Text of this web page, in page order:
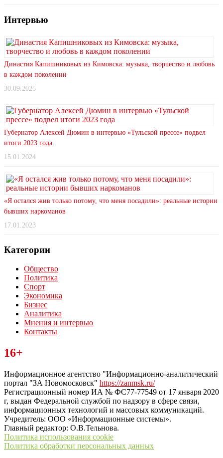
Интервью
Династия Капишниковых из Кимовска: музыка, творчество и любовь
в каждом поколении
30.09.2025
Губернатор Алексей Дюмин в интервью «Тульской прессе» подвел
итоги 2023 года
15.01.2024
«Я остался жив только потому, что меня посадили»: реальные истории
бывших наркоманов
17.01.2023
Категории
Общество
Политика
Спорт
Экономика
Бизнес
Аналитика
Мнения и интервью
Контакты
Читайте последние новости дня в Тульской области на сайте
“ЗаНовомосковск”
16+
Информационное агентство "Информационно-аналитический
портал "ЗА Новомосковск" https://zanmsk.ru/
Регистрационный номер ИА № ФС77-77549 от 17 января 2020
г, выдан Федеральной службой по надзору в сфере связи,
информационных технологий и массовых коммуникаций.
Учредитель: ООО «Информационные системы».
Главный редактор: О.В.Тельнова.
Политика использования cookie
Политика обработки персональных данных